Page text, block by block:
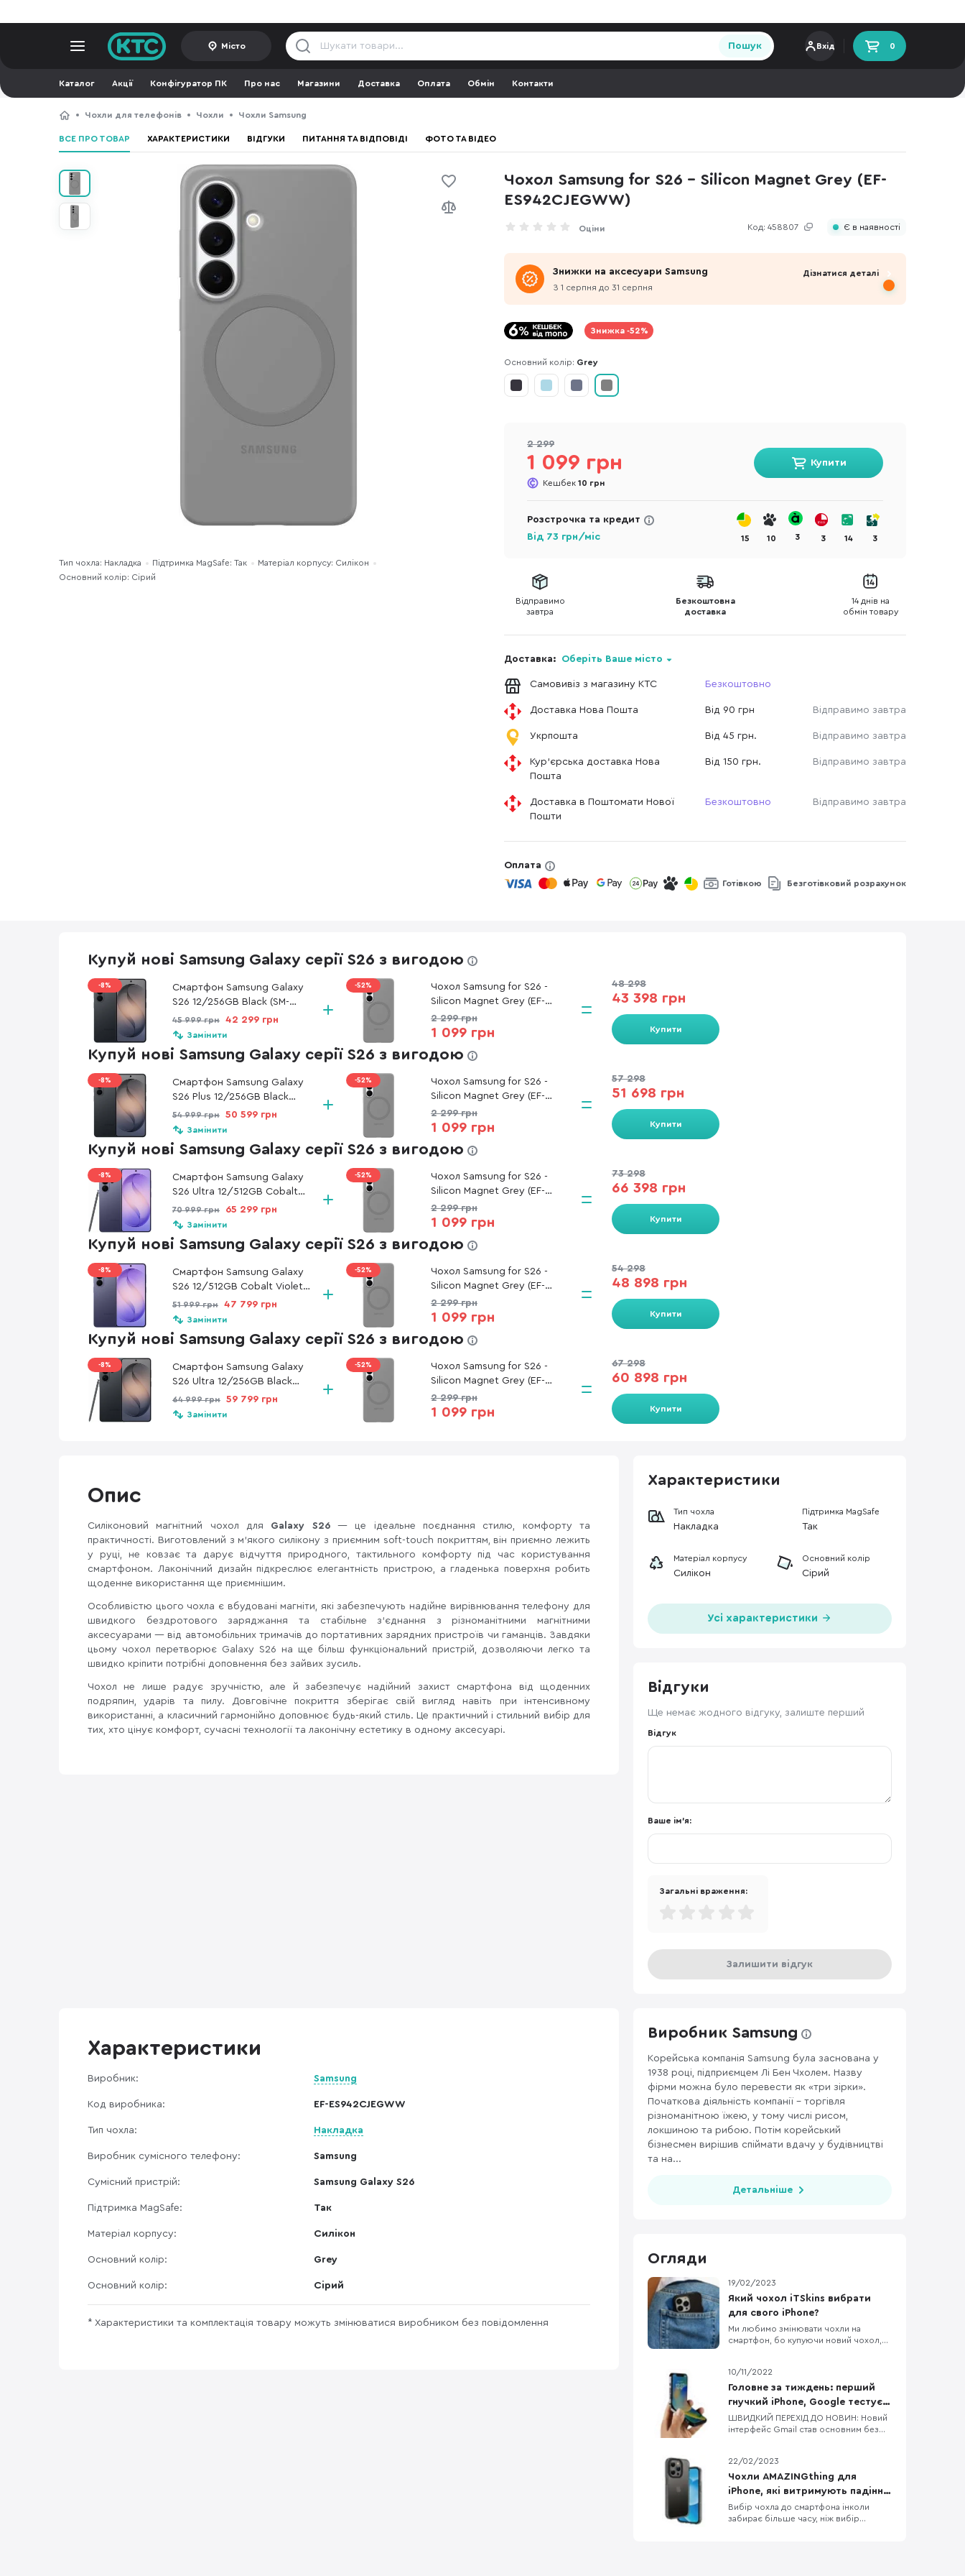
Місто Пошук Вхід 0
Каталог Акції Конфігуратор ПК Про нас Магазини Доставка Оплата Обмін Контакти
Чохли для телефонів Чохли Чохли Samsung
ВСЕ ПРО ТОВАР ХАРАКТЕРИСТИКИ ВІДГУКИ ПИТАННЯ ТА ВІДПОВІДІ ФОТО ТА ВІДЕО
Чохол Samsung for S26 - Silicon Magnet Grey (EF-
ES942CJEGWW)
Код: 458807
Оціни Є в наявності
Тип чохла: Накладка Підтримка MagSafe: Так
Матеріал корпусу: Силікон
Основний колір: Сірий
Знижки на аксесуари Samsung
З 1 серпня до 31 серпня
Дізнатися деталі
Знижка -52%
Основний колір: Grey
2 299
1 099 грн
Кешбек 10 грн
Купити
Розстрочка та кредит
Від 73 грн/міс 15 10 3 3 14 3
Відправимо
завтра
Безкоштовна
доставка
14 днів на
обмін товару
Доставка: Оберіть Ваше місто
Самовивіз з магазину КТС Безкоштовно
Доставка Нова Пошта Від 90 грн Відправимо завтра
Укрпошта Від 45 грн. Відправимо завтра
Кур'єрська доставка Нова
Пошта
Від 150 грн. Відправимо завтра
Доставка в Поштомати Нової
Пошти
Безкоштовно Відправимо завтра
Оплата
Готівкою Безготівковий розрахунок
Купуй нові Samsung Galaxy серії S26 з вигодою
-8%
Смартфон Samsung Galaxy
S26 12/256GB Black (SM-
S942BZKGEUC)
45 999 грн 42 299 грн
Замінити
-52%
Чохол Samsung for S26 -
Silicon Magnet Grey (EF-
ES942CJEGWW)
2 299 грн
1 099 грн
48 298
43 398 грн
Купити
Купуй нові Samsung Galaxy серії S26 з вигодою
-8%
Смартфон Samsung Galaxy
S26 Plus 12/256GB Black
(SM-S947BZKDEUC)
54 999 грн 50 599 грн
Замінити
-52%
Чохол Samsung for S26 -
Silicon Magnet Grey (EF-
ES942CJEGWW)
2 299 грн
1 099 грн
57 298
51 698 грн
Купити
Купуй нові Samsung Galaxy серії S26 з вигодою
-8%
Смартфон Samsung Galaxy
S26 Ultra 12/512GB Cobalt
Violet (SM-S948BZVGEUC)
70 999 грн 65 299 грн
Замінити
-52%
Чохол Samsung for S26 -
Silicon Magnet Grey (EF-
ES942CJEGWW)
2 299 грн
1 099 грн
73 298
66 398 грн
Купити
Купуй нові Samsung Galaxy серії S26 з вигодою
-8%
Смартфон Samsung Galaxy
S26 12/512GB Cobalt Violet
(SM-S942BZVHEUC)
51 999 грн 47 799 грн
Замінити
-52%
Чохол Samsung for S26 -
Silicon Magnet Grey (EF-
ES942CJEGWW)
2 299 грн
1 099 грн
54 298
48 898 грн
Купити
Купуй нові Samsung Galaxy серії S26 з вигодою
-8%
Смартфон Samsung Galaxy
S26 Ultra 12/256GB Black
(SM-S948BZKDEUC)
64 999 грн 59 799 грн
Замінити
-52%
Чохол Samsung for S26 -
Silicon Magnet Grey (EF-
ES942CJEGWW)
2 299 грн
1 099 грн
67 298
60 898 грн
Купити
Опис
Силіконовий магнітний чохол для Galaxy S26— це ідеальне поєднання стилю, комфорту та
практичності. Виготовлений з м'якого силікону з приємним soft-touch покриттям, він приємно лежить
у руці, не ковзає та дарує відчуття природного, тактильного комфорту під час користування
смартфоном. Лаконічний дизайн підкреслює елегантність пристрою, а гладенька поверхня робить
щоденне використання ще приємнішим.
Особливістю цього чохла є вбудовані магніти, які забезпечують надійне вирівнювання телефону для
швидкого бездротового заряджання та стабільне з'єднання з різноманітними магнітними
аксесуарами — від автомобільних тримачів до портативних зарядних пристроїв чи гаманців. Завдяки
цьому чохол перетворює Galaxy S26 на ще більш функціональний пристрій, дозволяючи легко та
швидко кріпити потрібні доповнення без зайвих зусиль.
Чохол не лише радує зручністю, але й забезпечує надійний захист смартфона від щоденних
подряпин, ударів та пилу. Довговічне покриття зберігає свій вигляд навіть при інтенсивному
використанні, а класичний гармонійно доповнює будь-який стиль. Це практичний і стильний вибір для
тих, хто цінує комфорт, сучасні технології та лаконічну естетику в одному аксесуарі.
Характеристики
Тип чохла
Накладка
Підтримка MagSafe
Так
Матеріал корпусу
Силікон
Основний колір
Сірий
Усі характеристики
Відгуки
Ще немає жодного відгуку, залиште перший
Відгук
Ваше ім'я:
Загальні враження:
Залишити відгук
Характеристики
Виробник: Samsung
Код виробника: EF-ES942CJEGWW
Тип чохла: Накладка
Виробник сумісного телефону: Samsung
Сумісний пристрій: Samsung Galaxy S26
Підтримка MagSafe: Так
Матеріал корпусу: Силікон
Основний колір: Grey
Основний колір: Сірий
* Характеристики та комплектація товару можуть змінюватися виробником без повідомлення
Виробник Samsung
Корейська компанія Samsung була заснована у
1938 році, підприємцем Лі Бен Чхолем. Назву
фірми можна було перевести як «три зірки».
Початкова діяльність компанії – торгівля
різноманітною їжею, у тому числі рисом,
локшиною та рибою. Потім корейський
бізнесмен вирішив спіймати вдачу у будівництві
та на...
Детальніше
Огляди
19/02/2023
Який чохол iTSkins вибрати
для свого iPhone?
Ми любимо змінювати чохли на
смартфон, бо купуючи новий чохол,
пощастило більше, бо вибір чохлів до
Apple неймовірно різноманітний.
Дивитися картинки чохлів на сайті
звісно приємно, але краще
подивитись на них вживу, тому
сьогодні потестимо к
10/11/2022
Головне за тиждень: перший
гнучкий iPhone, Google тестує
процесори для Pixel 8/8 Pro,
флагманський процесор від
ШВИДКИЙ ПЕРЕХІД ДО НОВИН: Новий
інтерфейс Gmail став основним без
MediaTek Google тестує процесори
для Pixel 8 та Pixel 8 Pro Офіційні
верифіковані акаунти в Twitter
отримають відмітку Official Apple
планує скоротити фразу «Hi
22/02/2023
Чохли AMAZINGthing для
iPhone, які витримують падіння
з висоти до 3 метрів
Вибір чохла до смартфона інколи
забирає більше часу, ніж вибір